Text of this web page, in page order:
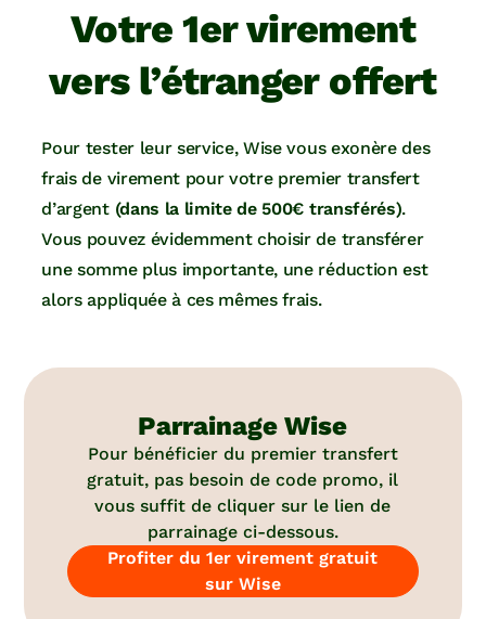
Votre 1er virement
vers l’étranger offert
Pour tester leur service, Wise vous exonère des
frais de virement pour votre premier transfert
d’argent (dans la limite de 500€ transférés).
Vous pouvez évidemment choisir de transférer
une somme plus importante, une réduction est
alors appliquée à ces mêmes frais.
Parrainage Wise
Pour bénéficier du premier transfert
gratuit, pas besoin de code promo, il
vous suffit de cliquer sur le lien de
parrainage ci-dessous.
Profiter du 1er virement gratuit
sur Wise